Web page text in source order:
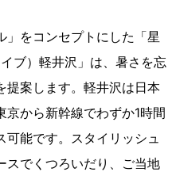
」をコンセプトにした「星
ブ）軽井沢」は、暑さを忘
提案します。軽井沢は日本
京から新幹線でわずか1時間
可能です。スタイリッシュ
スでくつろいだり、ご当地